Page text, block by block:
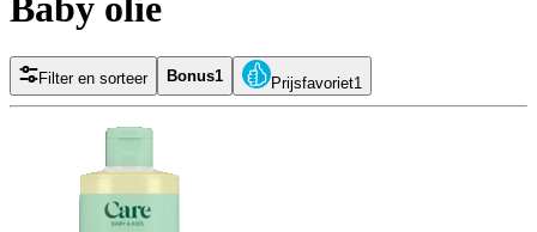
Filter en sorteer Bonus1 Prijsfavoriet1